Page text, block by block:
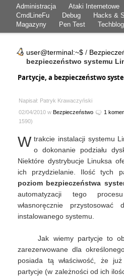
Administracja Ataki Internetowe
CmdLineFu
Debug Hacks &
Magazyny
Pen Test Techblog
user@terminal:~$ /
bezpieczeństwo systemu
Partycje, a bezpieczeństwo
Napisał: Patryk Krawaczyński
02/04/2010 w Bezpieczeństwo 1
1590)
W trakcie instalacji systemu
o dokonanie podziału
Niektóre dystrybucje Linuksa
ich przydzielanie. Ilość tych
poziom bezpieczeństwa
automatyzacji tego
własnoręcznie przystosować
instalowanego systemu.
Jak wiemy partycje to
zarezerwowane dla
posiada tą właściwość, że
partycje (w zależności od ich